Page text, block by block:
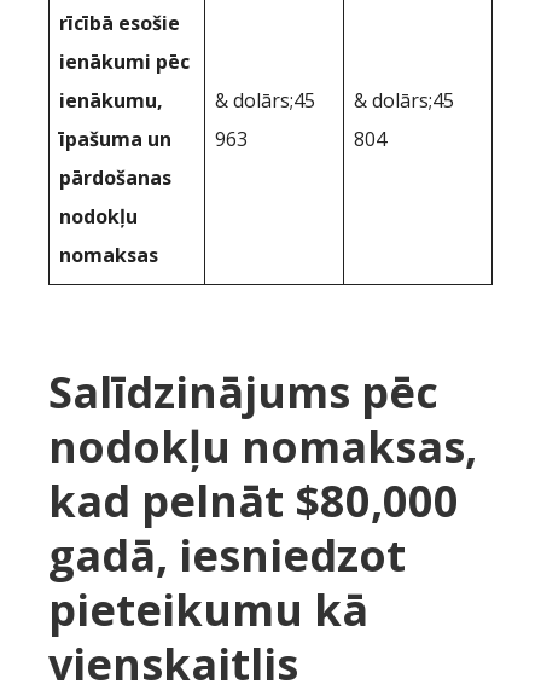
rīcībā esošie
ienākumi pēc
ienākumu,
īpašuma un
pārdošanas
nodokļu
nomaksas
& dolārs;45
963
& dolārs;45
804
Salīdzinājums pēc
nodokļu nomaksas,
kad pelnāt $80,000
gadā, iesniedzot
pieteikumu kā
vienskaitlis